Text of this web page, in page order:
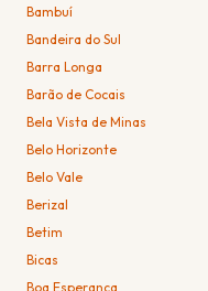
Bambuí
Bandeira do Sul
Barra Longa
Barão de Cocais
Bela Vista de Minas
Belo Horizonte
Belo Vale
Berizal
Betim
Bicas
Boa Esperança